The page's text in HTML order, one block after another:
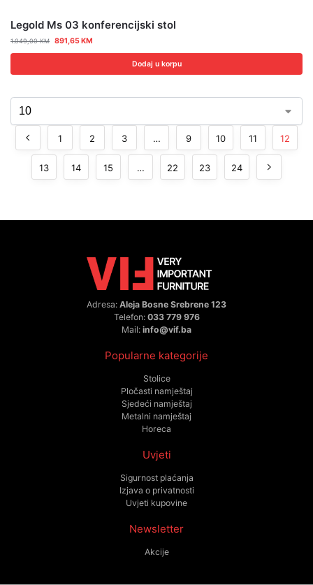
Legold Ms 03 konferencijski stol
1.049,00KM 891,65KM
Dodaj u korpu
1 2 3 … 9 10 11 12
13 14 15 … 22 23 24
Adresa: Aleja Bosne Srebrene 123
Telefon: 033 779 976
Mail: info@vif.ba
Popularne kategorije
Stolice
Pločasti namještaj
Sjedeći namještaj
Metalni namještaj
Horeca
Uvjeti
Sigurnost plaćanja
Izjava o privatnosti
Uvjeti kupovine
Newsletter
Akcije